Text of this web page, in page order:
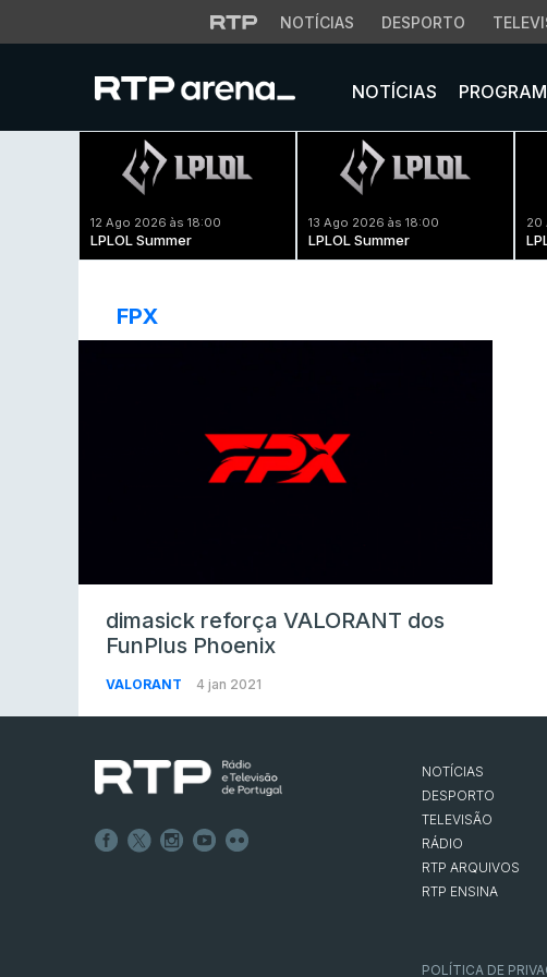
NOTÍCIAS DESPORTO
NOTÍCIAS
12 Ago 2026 às 18:00
LPLOL Summer
13 Ago 2026 às 18:00
LPLOL Summer
20
FPX
dimasick reforça VALORANT dos
FunPlus Phoenix
VALORANT 4 jan 2021
NOTÍCIAS
DESPORTO
TELEVISÃO
RÁDIO
RTP ARQUIVOS
RTP ENSINA
POLÍTICA DE